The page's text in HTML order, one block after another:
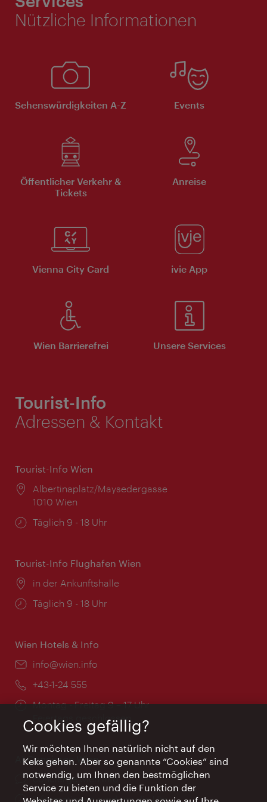
Nützliche Informationen
Sehenswürdigkeiten A-Z Events
Öffentlicher Verkehr &
Tickets
Anreise
Vienna City Card ivie App
Wien Barrierefrei Unsere Services
Tourist-Info
Adressen & Kontakt
Tourist-Info Wien
Ort:
Albertinaplatz/Maysedergasse
1010 Wien
Öffnungszeiten:
Täglich 9 - 18 Uhr
Tourist-Info Flughafen Wien
Ort:
in der Ankunftshalle
Öffnungszeiten:
Täglich 9 - 18 Uhr
Wien Hotels & Info
Email:
info@wien.info
Telefon:
+43-1-24 555
Öffnungszeiten:
Montag - Freitag 9 – 17 Uhr
Feiertags geschlossen
AI Concierge Wien
Ort:
concierge.wien.info
Öffnungszeiten:
Informationen rund um die Uhr
Cookies gefällig?
Wir möchten Ihnen natürlich nicht auf den
Keks gehen. Aber so genannte “Cookies” sind
notwendig, um Ihnen den bestmöglichen
Service zu bieten und die Funktion der